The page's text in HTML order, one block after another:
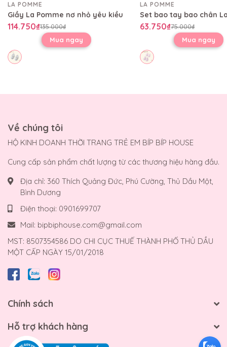
LA POMME
Giầy La Pomme nơ nhỏ yêu kiều
114.750₫135.000₫
Mua ngay
LA POMME
63.750₫75.000₫
Mua ngay
Về chúng tôi
HỘ KINH DOANH THỜI TRANG TRẺ EM BÍP BÍP HOUSE
Cung cấp sản phẩm chất lượng từ các thương hiệu hàng đầu.
Địa chỉ: 360 Thích Quảng Đức, Phú Cường, Thủ Dầu Một,
Bình Dương
Điện thoại: 0901699707
Mail: bipbiphouse.com@gmail.com
MST: 8507354586 DO CHI CỤC THUẾ THÀNH PHỐ THỦ DẦU
MỘT CẤP NGÀY 15/01/2018
Chính sách
Hỗ trợ khách hàng